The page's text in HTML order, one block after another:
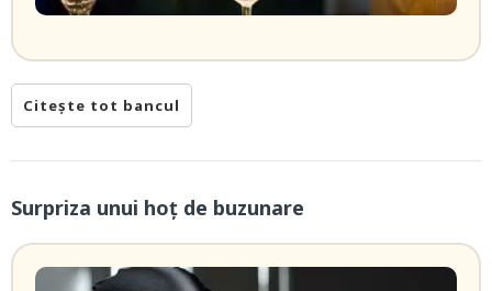
Citește tot bancul
Surpriza unui hoţ de buzunare